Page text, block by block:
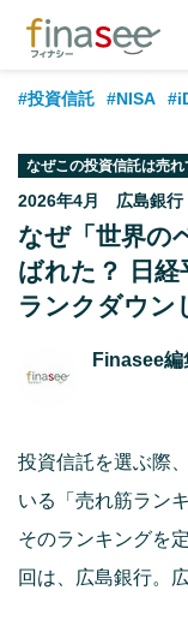
#投資信託 #NISA
#ランキング #日本株
#フィナンシャル・ウ
#老後 #データ・調査
なぜこの投資信託は売
2026年4月 広島銀
なぜ「世界の
ばれた？ 日
ランクダウン
Finasee編
投資信託を選ぶ際
いる「売れ筋ラン
そのランキングを
回は、広島銀行。